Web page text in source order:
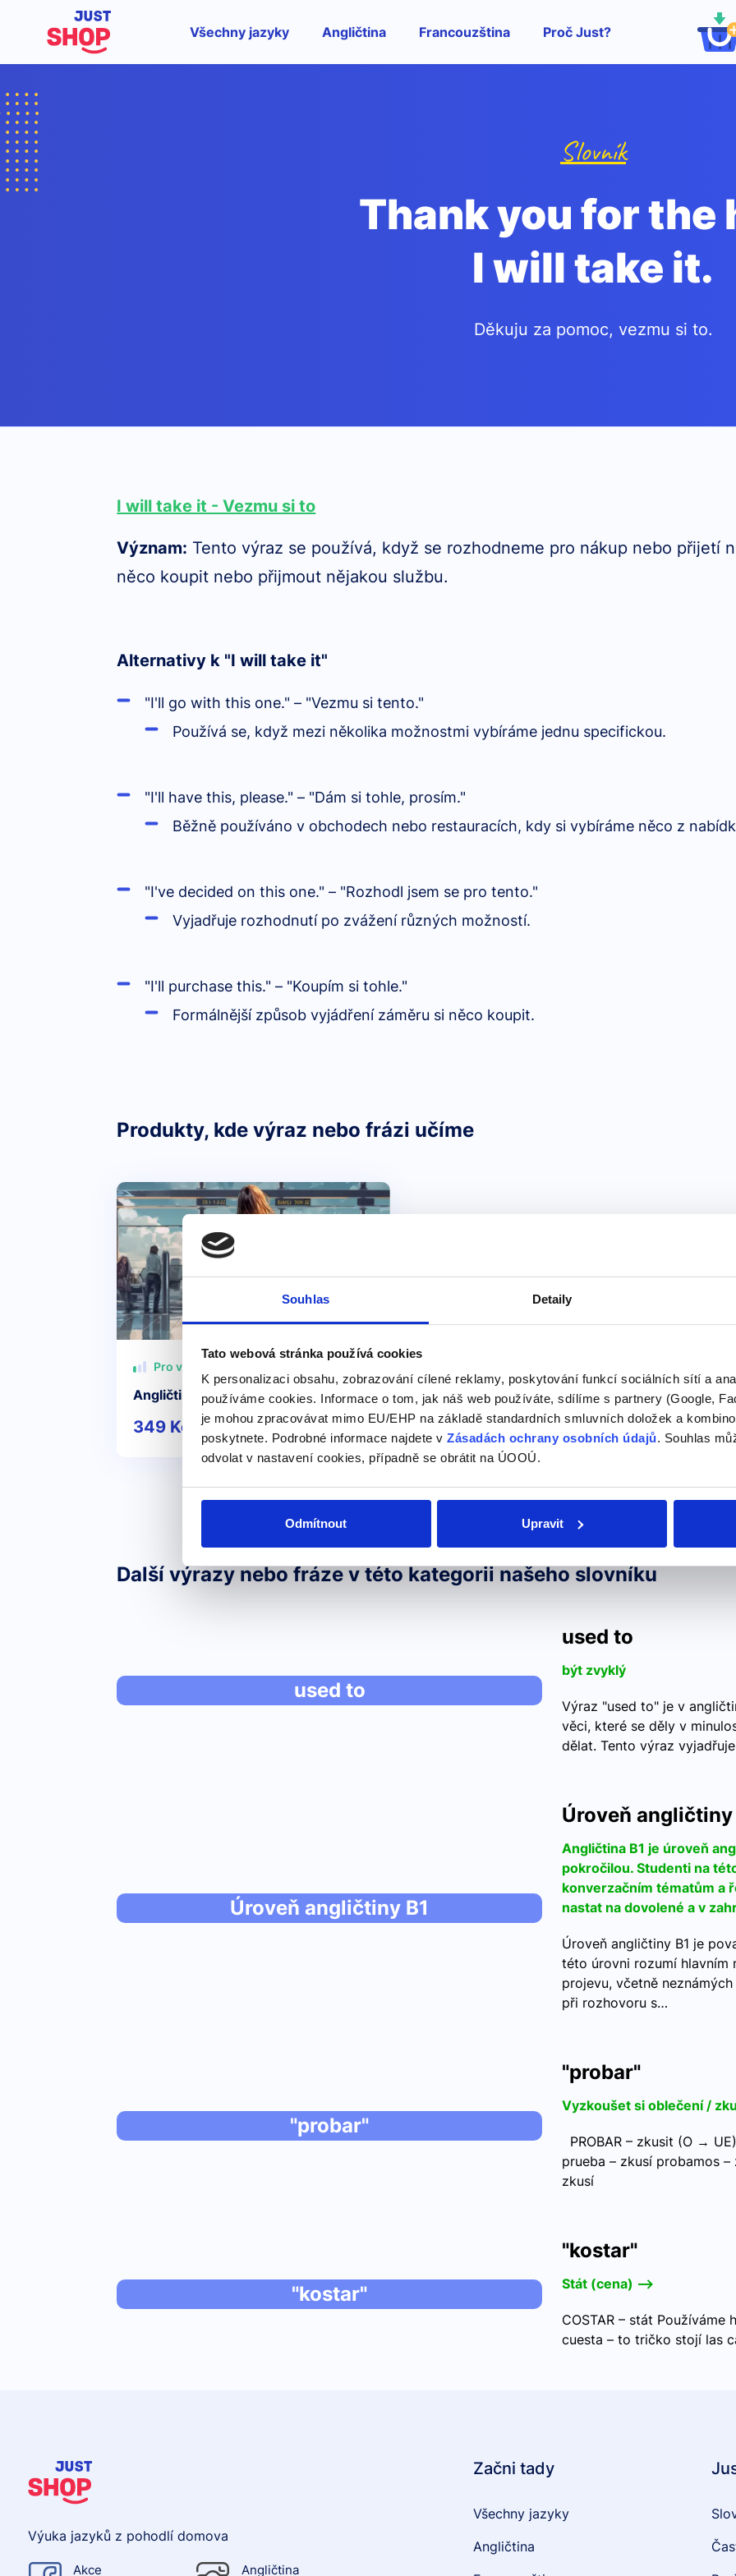
Souhlas Detaily
Tato webová stránka používá cookies
K personalizaci obsahu, zobrazování cílené reklamy, poskytování funkcí sociálních sítí a
používáme cookies. Informace o tom, jak náš web používáte, sdílíme s partnery (Google,
je mohou zpracovávat mimo EU/EHP na základě standardních smluvních doložek a
poskytnete. Podrobné informace najdete v Zásadách ochrany osobních údajů. Souhlas
odvolat v nastavení cookies, případně se obrátit na ÚOOÚ.
Odmítnout Upravit
Všechny jazyky Angličtina Francouzština Proč Just?
Slovník
Thank you for the
I will take it.
Děkuju za pomoc, vezmu si to.
I will take it - Vezmu si to
Význam: Tento výraz se používá, když se rozhodneme pro nákup nebo přijetí
něco koupit nebo přijmout nějakou službu.
Alternativy k "I will take it"
"I'll go with this one." – "Vezmu si tento."
Používá se, když mezi několika možnostmi vybíráme jednu specifickou.
"I'll have this, please." – "Dám si tohle, prosím."
Běžně používáno v obchodech nebo restauracích, kdy si vybíráme něco z
"I've decided on this one." – "Rozhodl jsem se pro tento."
Vyjadřuje rozhodnutí po zvážení různých možností.
"I'll purchase this." – "Koupím si tohle."
Formálnější způsob vyjádření záměru si něco koupit.
Produkty, kde výraz nebo frázi učíme
Pro všechny
Angličtina na letišti a v letadle
349 Kč Detail
Další výrazy nebo fráze v této kategorii našeho slovníku
used to
used to
být zvyklý
Výraz "used to" je v
věci, které se děly v
dělat. Tento výraz
Úroveň angličtiny B1
Úroveň angličtiny
Angličtina B1 je úroveň
pokročilou. Studenti na
konverzačním tématům a
nastat na dovolené a v
Úroveň angličtiny B1 je
této úrovni rozumí hlavním
projevu, včetně
při rozhovoru s…
"probar"
"probar"
Vyzkoušet si oblečení /
PROBAR – zkusit (O →
prueba – zkusí probamos
zkusí
"kostar"
"kostar"
Stát (cena) -->
COSTAR – stát
cuesta – to tričko stojí las
Výuka jazyků z pohodlí domova
Akce Angličtina
Začni tady
Všechny jazyky
Angličtina